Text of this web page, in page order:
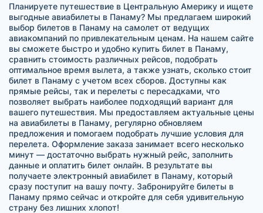
Планируете путешествие в Центральную Америку и ищете
выгодные авиабилеты в Панаму? Мы предлагаем широкий
выбор билетов в Панаму на самолет от ведущих
авиакомпаний по привлекательным ценам. На нашем сайте
вы сможете быстро и удобно купить билет в Панаму,
сравнить стоимость различных рейсов, подобрать
оптимальное время вылета, а также узнать, сколько стоит
билет в Панаму с учетом всех сборов. Доступны как
прямые рейсы, так и перелеты с пересадками, что
позволяет выбрать наиболее подходящий вариант для
вашего путешествия. Мы предоставляем актуальные цены
на авиабилеты в Панаму, регулярно обновляем
предложения и помогаем подобрать лучшие условия для
перелета. Оформление заказа занимает всего несколько
минут — достаточно выбрать нужный рейс, заполнить
данные и оплатить билет онлайн. В результате вы
получаете электронный авиабилет в Панаму, который
сразу поступит на вашу почту. Забронируйте билеты в
Панаму прямо сейчас и откройте для себя удивительную
страну без лишних хлопот!